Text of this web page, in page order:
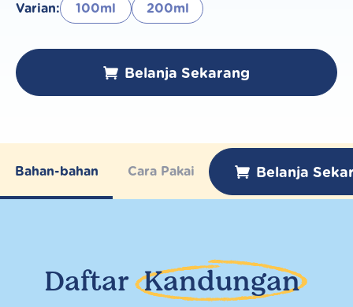
Varian: 100ml 200ml
Belanja Sekarang
Bahan-bahan Cara Pakai Belanja
Daftar Kandungan